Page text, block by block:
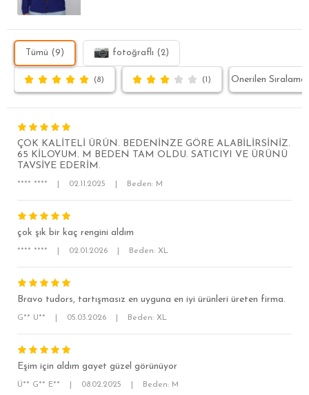
RELAX FİT
OVERSİZE
BÜYÜK BEDEN
Tümü (9) fotoğraflı (2)
(8) (1)
ÇOK KALİTELİ ÜRÜN. BEDENİNZE GÖRE ALABİLİRSİNİZ.
65 KİLOYUM. M BEDEN TAM OLDU. SATICIYI VE ÜRÜNÜ
TAVSİYE EDERİM.
**** **** 02.11.2025 Beden: M
çok şık bir kaç rengini aldım
**** **** 02.01.2026 Beden: XL
Bravo tudors, tartışmasız en uyguna en iyi ürünleri üreten firma.
G** U** 05.03.2026 Beden: XL
Eşim için aldım gayet güzel görünüyor
Ü** G** E** 08.02.2025 Beden: M